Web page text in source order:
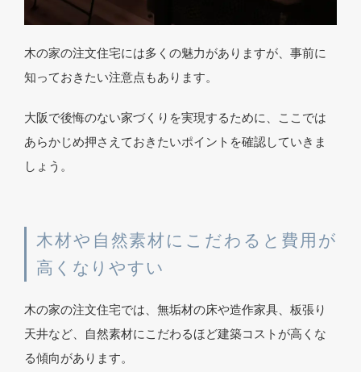
木の家の注文住宅には多くの魅力がありますが、事前に
知っておきたい注意点もあります。
大阪で後悔のない家づくりを実現するために、ここでは
あらかじめ押さえておきたいポイントを確認していきま
しょう。
木材や自然素材にこだわると費用が
高くなりやすい
木の家の注文住宅では、無垢材の床や造作家具、板張り
天井など、自然素材にこだわるほど建築コストが高くな
る傾向があります。